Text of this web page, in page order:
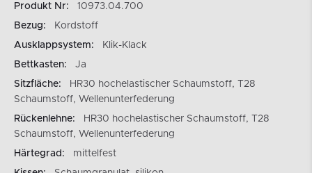
Produkt Nr:
10973.04.700
Bezug:
Kordstoff
Ausklappsystem:
Klik-Klack
Bettkasten:
Ja
Sitzfläche:
HR30 hochelastischer Schaumstoff, T28
Schaumstoff, Wellenunterfederung
Rückenlehne:
HR30 hochelastischer Schaumstoff, T28
Schaumstoff, Wellenunterfederung
Härtegrad:
mittelfest